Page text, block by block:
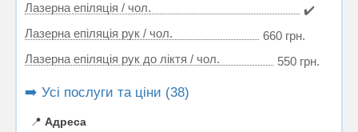
Лазерна епіляція / чол.
✔️
Лазерна епіляція рук / чол.
660 грн.
Лазерна епіляція рук до ліктя / чол.
550 грн.
➡️ Усі послуги та ціни (38)
📍 Адреса